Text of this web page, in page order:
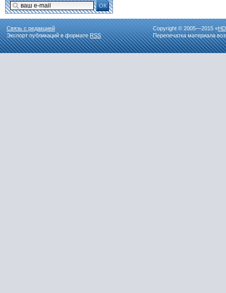
ОК
Связь с редакцией
Экспорт публикаций в форматеRSS
Copyright © 2005—2015 «
Перепечатка материала